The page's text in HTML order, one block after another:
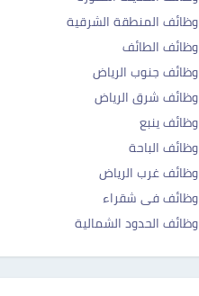
وظائف المنطقة الشرقية
وظائف الطائف
وظائف جنوب الرياض
وظائف شرق الرياض
وظائف ينبع
وظائف الباحة
وظائف غرب الرياض
وظائف فى شقراء
وظائف الحدود الشمالية